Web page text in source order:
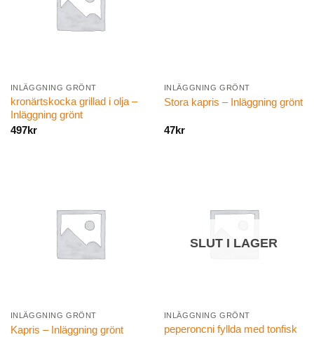
INLÄGGNING GRÖNT
kronärtskocka grillad i olja –
Inläggning grönt
497kr
INLÄGGNING GRÖNT
Stora kapris – Inläggning grönt
47kr
INLÄGGNING GRÖNT
Kapris – Inläggning grönt
SLUT I LAGER
INLÄGGNING GRÖNT
peperoncni fyllda med tonfisk